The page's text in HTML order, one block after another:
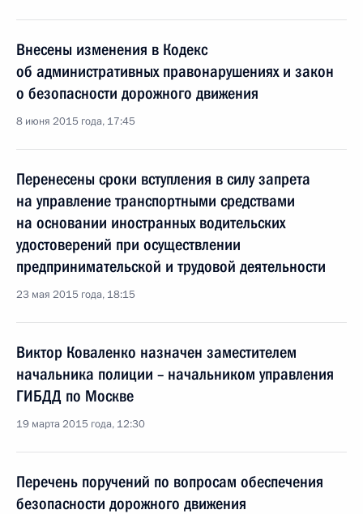
Внесены изменения в Кодекс
об административных правонарушениях и закон
о безопасности дорожного движения
8 июня 2015 года, 17:45
Перенесены сроки вступления в силу запрета
на управление транспортными средствами
на основании иностранных водительских
удостоверений при осуществлении
предпринимательской и трудовой деятельности
23 мая 2015 года, 18:15
Виктор Коваленко назначен заместителем
начальника полиции – начальником управления
ГИБДД по Москве
19 марта 2015 года, 12:30
Перечень поручений по вопросам обеспечения
безопасности дорожного движения